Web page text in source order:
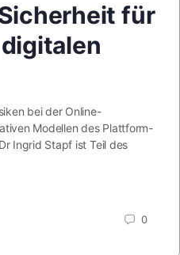
für
bei der Online-
Modellen des Plattform-
Ingrid Stapf ist Teil des
0